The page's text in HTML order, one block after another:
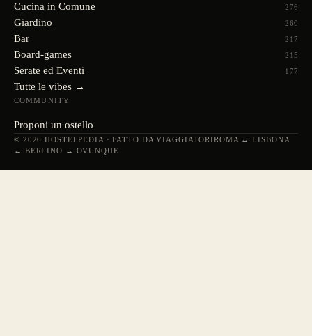
Cucina in Comune 276
Giardino 260
Bar 217
Board-games 215
Serate ed Eventi 177
Tutte le vibes →
COMMUNITY
Proponi un ostello
© 2026 HOSTELPEDIA · FATTO DA VIAGGIATORIROMA ↔ LISBONA
↔ BERLINO ↔ OVUNQUE